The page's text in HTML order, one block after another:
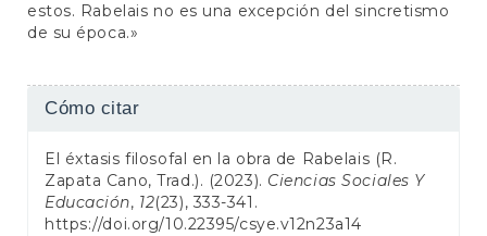
estos. Rabelais no es una excepción del sincretismo
de su época.»
Detalles
artículo
Cómo citar
El éxtasis filosofal en la obra de Rabelais (R.
Zapata Cano, Trad.). (2023). Ciencias Sociales Y
Educación, 12(23), 333-341.
https://doi.org/10.22395/csye.v12n23a14